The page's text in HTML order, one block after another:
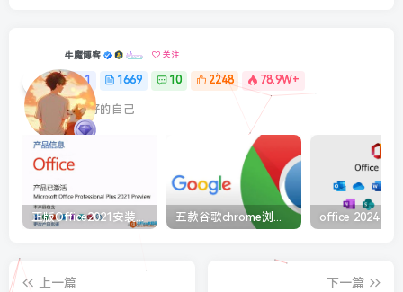
牛魔博客 关注
1 1669 10 2248 78.9W+
最最好的自己
正版Office2021安装与激活图解教程 利用工具office tool plus 五款谷歌chrome浏览器截图插件工具推荐
上一篇
下一篇